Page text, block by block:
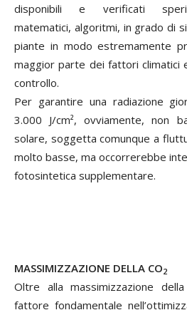
disponibili e verificati
matematici, algoritmi, in grado di
piante in modo estremamente
maggior parte dei fattori climatici
controllo.
Per garantire una radiazione
3.000 J/cm², ovviamente, non
solare, soggetta comunque a
molto basse, ma occorrerebbe
fotosintetica supplementare.
MASSIMIZZAZIONE DELLA CO2
Oltre alla massimizzazione
fattore fondamentale